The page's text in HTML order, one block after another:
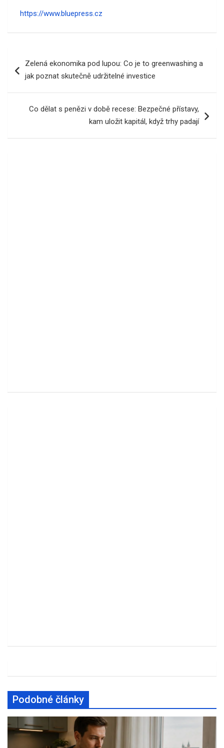
https://www.bluepress.cz
proZelená ekonomika pod lupou: Co je to greenwashing a
jak poznat skutečně udržitelné investice
Co dělat s penězi v době recese: Bezpečné přístavy,
kam uložit kapitál, když trhy padají
Podobné články